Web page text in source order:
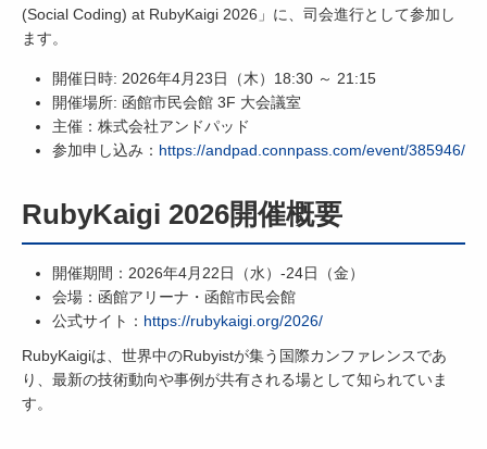
(Social Coding) at RubyKaigi 2026」に、司会進行として参加し
ます。
開催日時: 2026年4月23日（木）18:30 ～ 21:15
開催場所: 函館市民会館 3F 大会議室
主催：株式会社アンドパッド
参加申し込み： https://andpad.connpass.com/event/385946/
RubyKaigi 2026開催概要
開催期間：2026年4月22日（水）-24日（金）
会場：函館アリーナ・函館市民会館
公式サイト： https://rubykaigi.org/2026/
RubyKaigiは、世界中のRubyistが集う国際カンファレンスであ
り、最新の技術動向や事例が共有される場として知られていま
す。